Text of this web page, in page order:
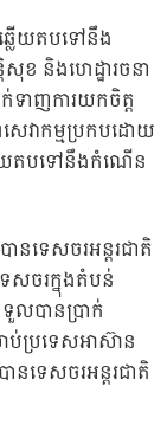
លើយតបទៅនឹង
សុខ និងហេដ្ឋារចនា
ទាញការយកចិត្ត
េវាកម្មប្រកបដោយ
យតបទៅនឹងកំណើន
ទេសចរអន្តរជាតិ
សចរក្នុងតំបន់
លបានប្រាក់
ប្រទេសអាស៊ាន
ទេសចរអន្តរជាតិ